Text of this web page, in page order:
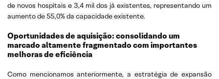
de novos hospitais e 3,4 mil dos já existentes, representando um
aumento de 55,0% da capacidade existente.
Oportunidades de aquisição: consolidando um
marcado altamente fragmentado com importantes
melhoras de eficiência
Como mencionamos anteriormente, a estratégia de expansão